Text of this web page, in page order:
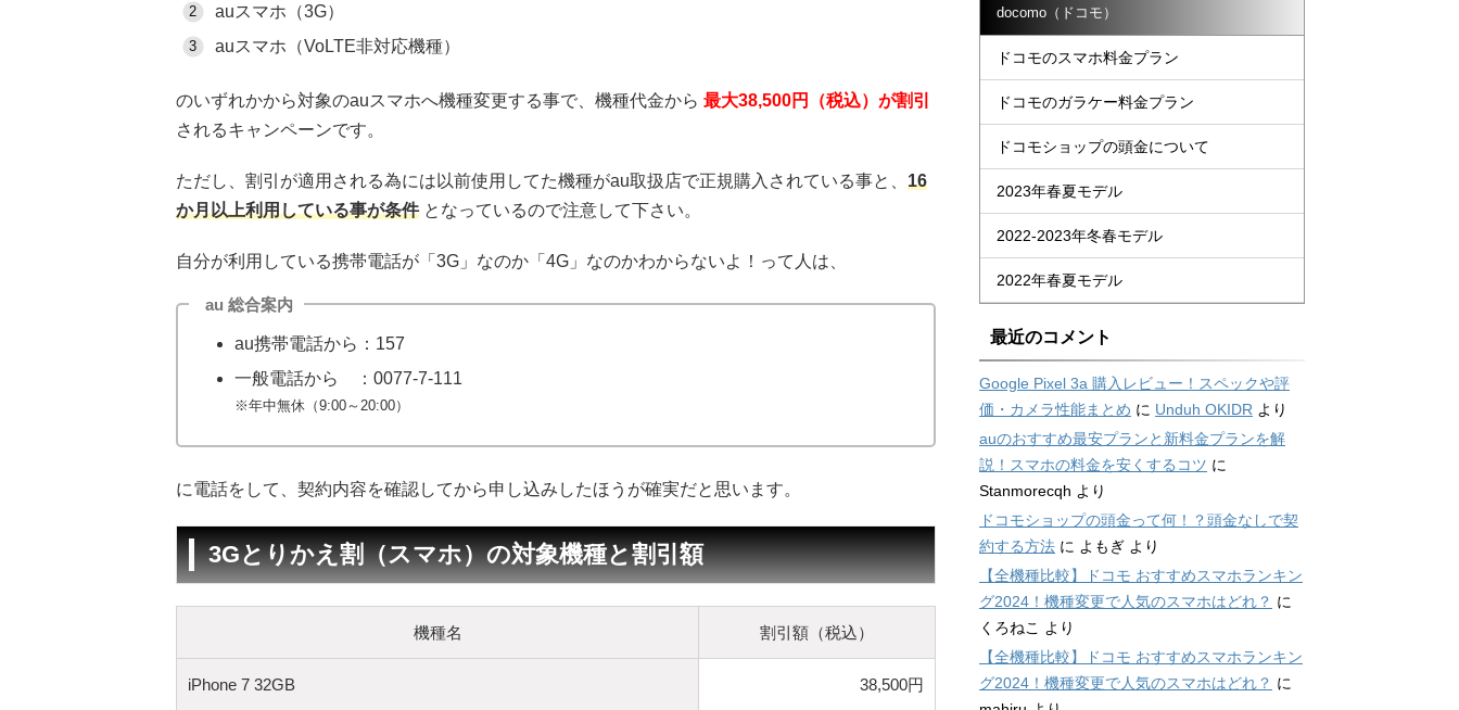
auスマホ（3G）
auスマホ（VoLTE非対応機種）
のいずれかから対象のauスマホへ機種変更する事で、機種代金から 最大38,500円（税込）が割引
されるキャンペーンです。
ただし、割引が適用される為には以前使用してた機種がau取扱店で正規購入されている事と、 16
か月以上利用している事が条件となっているので注意して下さい。
自分が利用している携帯電話が「3G」なのか「4G」なのかわからないよ！って人は、
au 総合案内
au携帯電話から：157
一般電話から ：0077-7-111
※年中無休（9:00～20:00）
に電話をして、契約内容を確認してから申し込みしたほうが確実だと思います。
3Gとりかえ割（スマホ）の対象機種と割引額
機種名 割引額（税込）
iPhone 7 32GB 38,500円
docomo（ドコモ）
ドコモのスマホ料金プラン
ドコモのガラケー料金プラン
ドコモショップの頭金について
2023年春夏モデル
2022-2023年冬春モデル
2022年春夏モデル
最近のコメント
Google Pixel 3a 購入レビュー！スペックや評
価・カメラ性能まとめ に Unduh OKIDR より
auのおすすめ最安プランと新料金プランを解
説！スマホの料金を安くするコツ に
Stanmorecqh より
ドコモショップの頭金って何！？頭金なしで契
約する方法 に よもぎ より
【全機種比較】ドコモ おすすめスマホランキン
グ2024！機種変更で人気のスマホはどれ？ に
くろねこ
より
【全機種比較】ドコモ おすすめスマホランキン
グ2024！機種変更で人気のスマホはどれ？ に